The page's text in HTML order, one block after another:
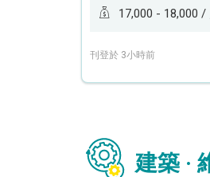
17,000 - 18,000 /
刊登於 3小時前
建築 ·